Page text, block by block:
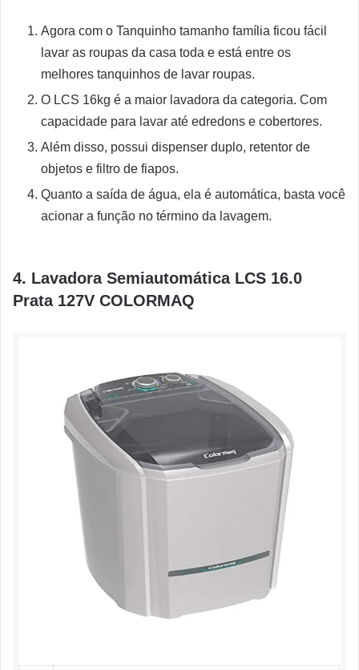
Agora com o Tanquinho tamanho família ficou fácil
lavar as roupas da casa toda e está entre os
melhores tanquinhos de lavar roupas.
O LCS 16kg é a maior lavadora da categoria. Com
capacidade para lavar até edredons e cobertores.
Além disso, possui dispenser duplo, retentor de
objetos e filtro de fiapos.
Quanto a saída de água, ela é automática, basta você
acionar a função no término da lavagem.
4. Lavadora Semiautomática LCS 16.0
Prata 127V COLORMAQ